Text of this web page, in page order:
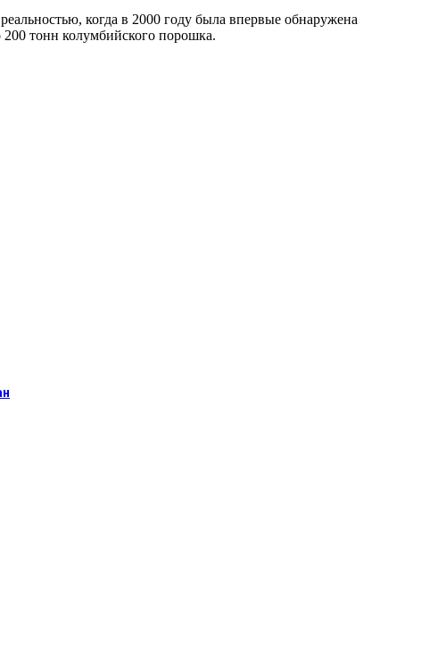
когда в 2000 году была впервые обнаружена
200 тонн колумбийского порошка.